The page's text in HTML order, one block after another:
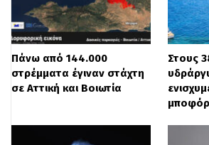
Πάνω από 144.000
στρέμματα έγιναν στάχτη
σε Αττική και Βοιωτία
Στους
μποφόρ